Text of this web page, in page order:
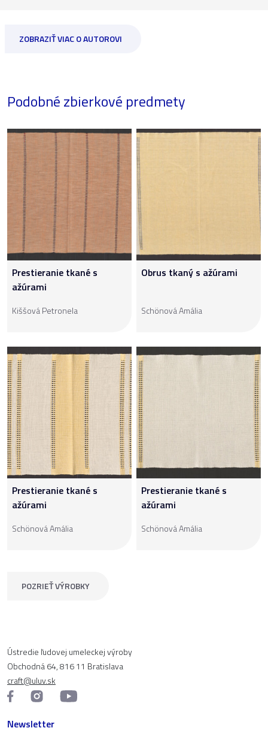
ZOBRAZIŤ VIAC O AUTOROVI
Podobné zbierkové predmety
Prestieranie tkané s
ažúrami
Kiššová Petronela
Obrus tkaný s ažúrami
Schönová Amália
Prestieranie tkané s
ažúrami
Schönová Amália
Prestieranie tkané s
ažúrami
Schönová Amália
POZRIEŤ VÝROBKY
Ústredie ľudovej umeleckej výroby
Obchodná 64, 816 11 Bratislava
craft@uluv.sk
Newsletter